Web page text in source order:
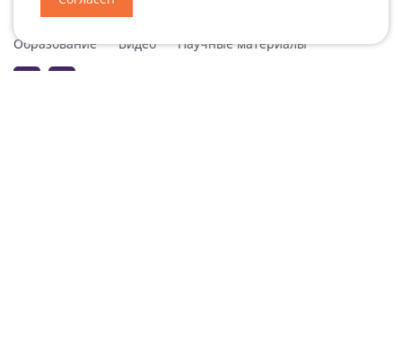
Образование
Видео Научные материалы